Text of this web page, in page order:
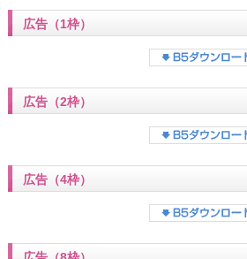
広告（1枠）
広告（2枠）
広告（4枠）